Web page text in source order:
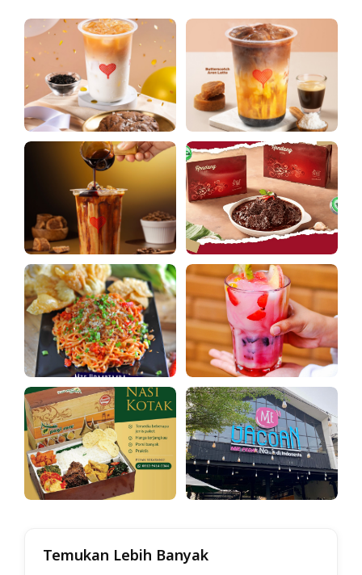
Temukan Lebih Banyak